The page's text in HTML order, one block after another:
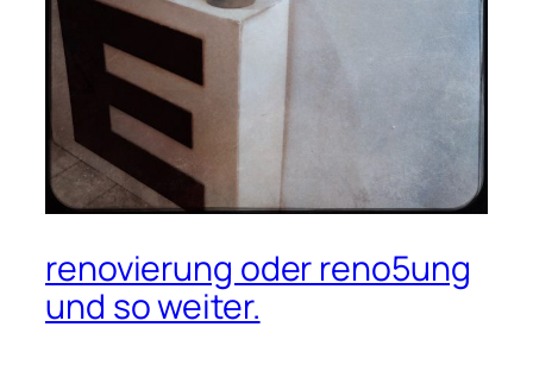
renovierung oder reno5ung
und so weiter.